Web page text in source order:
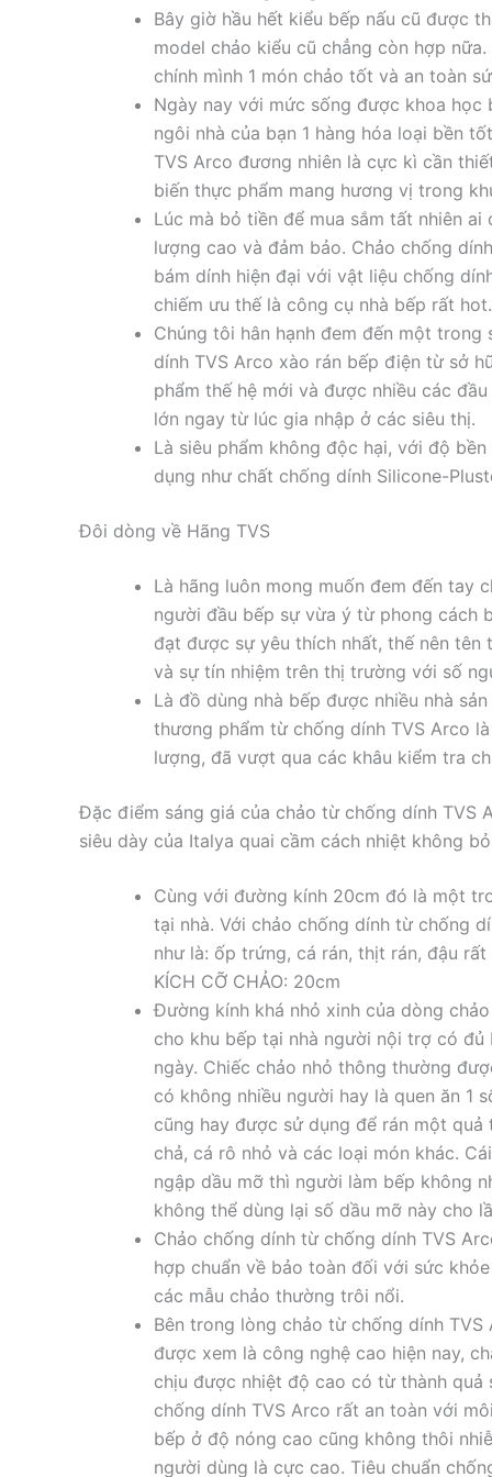
Bây giờ hầu hết kiểu bếp nấu cũ được
model chảo kiểu cũ chẳng còn hợp
chính mình 1 món chảo tốt và an toàn
Ngày nay với mức sống được khoa
ngôi nhà của bạn 1 hàng hóa loại bền
TVS Arco đương nhiên là cực kì cần
biến thực phẩm mang hương vị trong
Lúc mà bỏ tiền để mua sắm tất nhiên
lượng cao và đảm bảo. Chảo chống
bám dính hiện đại với vật liệu chống
chiếm ưu thế là công cụ nhà bếp rất hot.
Chúng tôi hân hạnh đem đến một
dính TVS Arco xào rán bếp điện từ sở
phẩm thế hệ mới và được nhiều các
lớn ngay từ lúc gia nhập ở các siêu thị.
Là siêu phẩm không độc hại, với độ
dụng như chất chống dính Silicone-
Đôi dòng về Hãng TVS
Là hãng luôn mong muốn đem đến tay
người đầu bếp sự vừa ý từ phong cách
đạt được sự yêu thích nhất, thế nên
và sự tín nhiệm trên thị trường với số
Là đồ dùng nhà bếp được nhiều nhà
thương phẩm từ chống dính TVS Arco
lượng, đã vượt qua các khâu kiểm tra
Đặc điểm sáng giá của chảo từ chống dính TVS
siêu dày của Italya quai cầm cách nhiệt không
Cùng với đường kính 20cm đó là một
tại nhà. Với chảo chống dính từ chống
như là: ốp trứng, cá rán, thịt rán, đậu
KÍCH CỠ CHẢO: 20cm
Đường kính khá nhỏ xinh của dòng
cho khu bếp tại nhà người nội trợ có
ngày. Chiếc chảo nhỏ thông thường
có không nhiều người hay là quen ăn 1
cũng hay được sử dụng để rán một
chả, cá rô nhỏ và các loại món khác.
ngập dầu mỡ thì người làm bếp không
không thể dùng lại số dầu mỡ này cho
Chảo chống dính từ chống dính TVS
hợp chuẩn về bảo toàn đối với sức
các mẫu chảo thường trôi nổi.
Bên trong lòng chảo từ chống dính
được xem là công nghệ cao hiện nay,
chịu được nhiệt độ cao có từ thành
chống dính TVS Arco rất an toàn với
bếp ở độ nóng cao cũng không thôi
người dùng là cực cao. Tiêu chuẩn